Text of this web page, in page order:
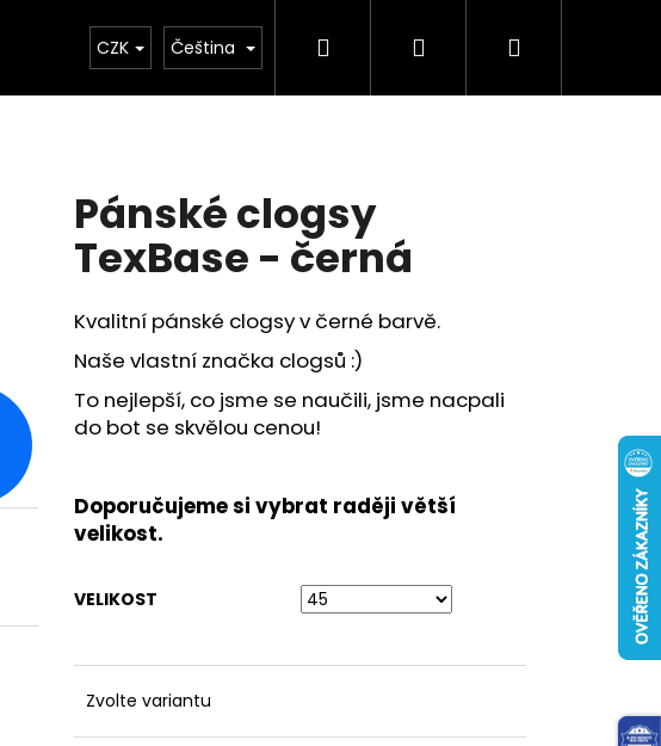
Obuv Kolekce léto 2026 Chovatelské
CZK Čeština Hledat PřihlášeníNákupní
Pánské clogsy
TexBase - černá
Kvalitní pánské clogsy v černé barvě.
Naše vlastní značka clogsů :)
To nejlepší, co jsme se naučili, jsme nacpali
do bot se skvělou cenou!
Doporučujeme si vybrat raději větší
velikost.
VELIKOST
Zvolte variantu